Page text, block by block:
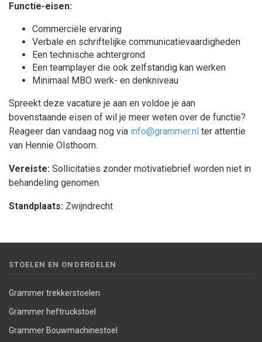
Functie-eisen:
Commerciële ervaring
Verbale en schriftelijke communicatievaardigheden
Een technische achtergrond
Een teamplayer die ook zelfstandig kan werken
Minimaal MBO werk- en denkniveau
Spreekt deze vacature je aan en voldoe je aan
bovenstaande eisen of wil je meer weten over de functie?
Reageer dan vandaag nog via info@grammer.nl ter attentie
van Hennie Olsthoorn.
Vereiste: Sollicitaties zonder motivatiebrief worden niet in
behandeling genomen.
Standplaats: Zwijndrecht
STOELEN EN ONDERDELEN
Grammer trekkerstoelen
Grammer heftruckstoel
Grammer Bouwmachinestoel